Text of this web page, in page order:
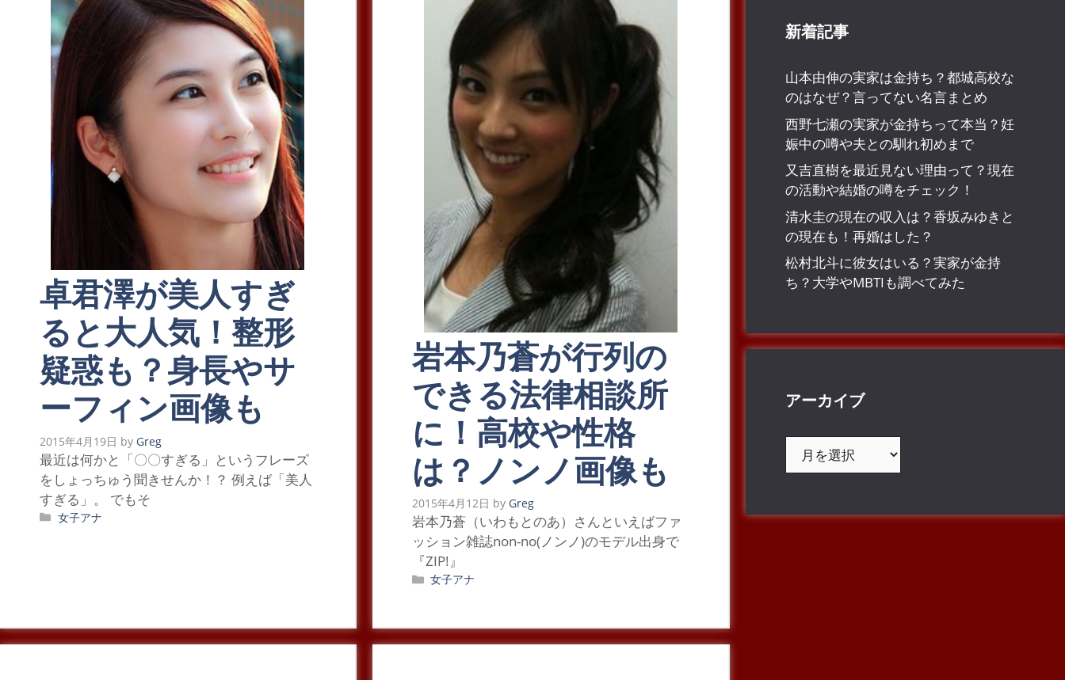
卓君澤が美人すぎ
ると大人気！整形
疑惑も？身長やサ
ーフィン画像も
2015年4月19日 by Greg
最近は何かと「〇〇すぎる」というフレーズ
をしょっちゅう聞きせんか！？ 例えば「美人
すぎる」。 でもそ
カ
女子アナ
岩本乃蒼が行列の
できる法律相談所
に！高校や性格
は？ノンノ画像も
2015年4月12日 by Greg
岩本乃蒼（いわもとのあ）さんといえばファ
ッション雑誌non-no(ノンノ)のモデル出身で
『ZIP!』
カ
リ
ー
女子アナ
新着記事
山本由伸の実家は金持ち？都城高校な
のはなぜ？言ってない名言まとめ
西野七瀬の実家が金持ちって本当？妊
娠中の噂や夫との馴れ初めまで
又吉直樹を最近見ない理由って？現在
の活動や結婚の噂をチェック！
清水圭の現在の収入は？香坂みゆきと
の現在も！再婚はした？
松村北斗に彼女はいる？実家が金持
ち？大学やMBTIも調べてみた
アーカイブ